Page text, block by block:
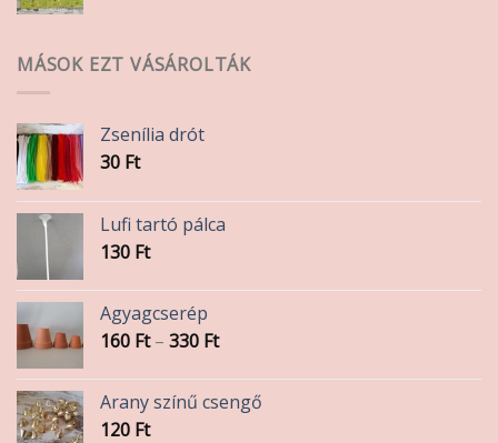
MÁSOK EZT VÁSÁROLTÁK
Zsenília drót
30 Ft
Lufi tartó pálca
130 Ft
Agyagcserép
160 Ft – 330 FtÁrtartomány:
-
330 Ft
Arany színű csengő
120 Ft